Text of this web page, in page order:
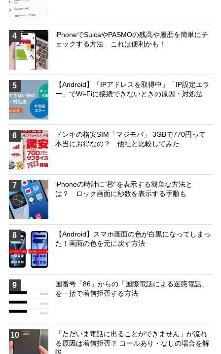
4
iPhoneでSuicaやPASMOの残高や履歴を簡単にチ
ェックする方法 これは便利かも！
5
【Android】「IPアドレスを取得中」「IP設定エラ
ー」でWi-Fiに接続できないときの原因・対処法
6
ドンキの格安SIM「マジモバ」 3GBで770円って
本当にお得なの？ 他社と比較してみた
7
iPhoneの時計に“秒”を表示する簡単な方法と
は？ ロック画面に秒数を表示する手順も
8
【Android】スマホ画面の色が白黒になってしまっ
た！画面の色を元に戻す方法
9
国番号「86」からの「国際電話による迷惑電話」
を一括で着信拒否する方法
10
「ただいま電話に出ることができません」が流れ
る原因は着信拒否？ コールあり・なしの場合を解